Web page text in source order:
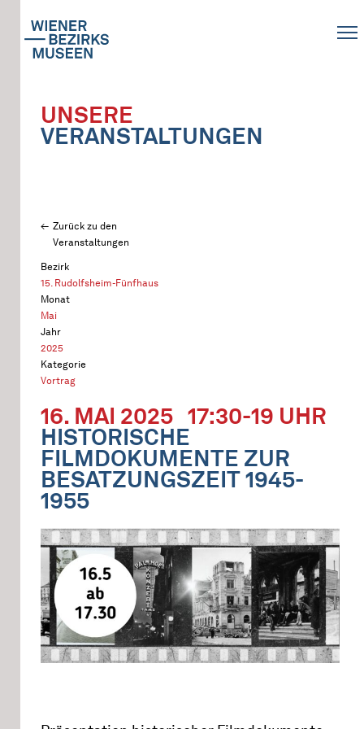
UNSERE
VERANSTALTUNGEN
Zurück zu den
Veranstaltungen
Bezirk
15. Rudolfsheim-Fünfhaus
Monat
Mai
Jahr
2025
Kategorie
Vortrag
16. MAI 2025 17:30-19 UHR
HISTORISCHE
FILMDOKUMENTE ZUR
BESATZUNGSZEIT 1945-
1955